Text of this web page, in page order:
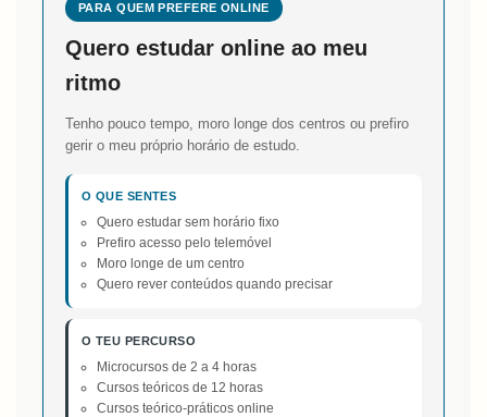
PARA QUEM PREFERE ONLINE
Quero estudar online ao meu
ritmo
Tenho pouco tempo, moro longe dos centros ou prefiro
gerir o meu próprio horário de estudo.
O QUE SENTES
Quero estudar sem horário fixo
Prefiro acesso pelo telemóvel
Moro longe de um centro
Quero rever conteúdos quando precisar
O TEU PERCURSO
Microcursos de 2 a 4 horas
Cursos teóricos de 12 horas
Cursos teórico-práticos online